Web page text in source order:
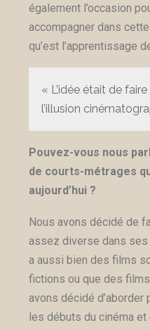
également l’occasion
accompagner dans
qu’est l’apprentissage
« L’idée était de
l’illusion
Pouvez-vous nous
de courts-métrages
aujourd’hui ?
Nous avons décidé de
assez diverse dans ses
a aussi bien des films
fictions ou que des
avons décidé
les débuts du cinéma et